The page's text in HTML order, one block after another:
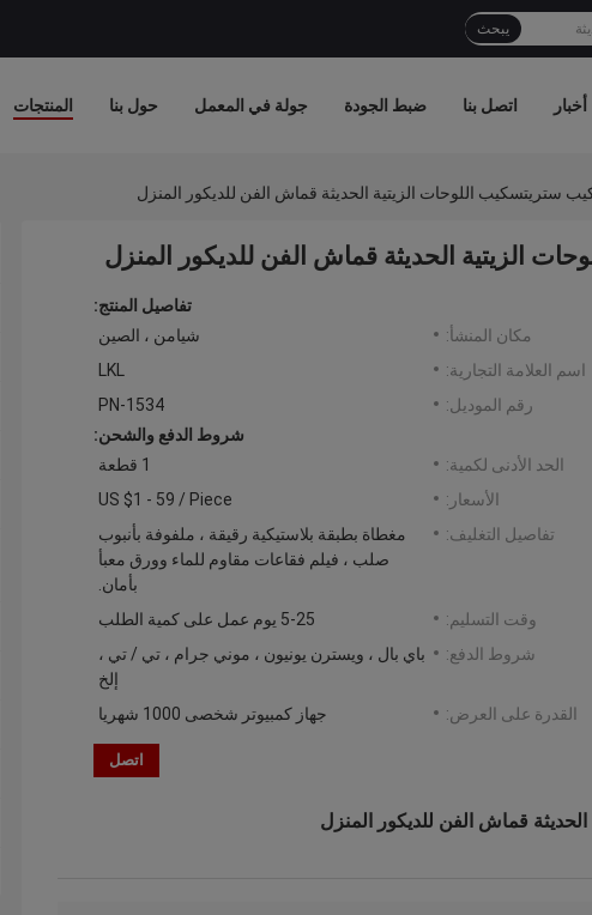
يبحث
المنتجات حول بنا جولة في المعمل ضبط الجودة اتصل بنا أخبار
اللوحات الزيتية الحديثة قماش الفن للديكور المنزل
الزيتية الحديثة قماش الفن للديكور المنزل
تفاصيل المنتج:
مكان المنشأ:
شيامن ، الصين
اسم العلامة التجارية:
LKL
رقم الموديل:
PN-1534
شروط الدفع والشحن:
الحد الأدنى لكمية:
1 قطعة
الأسعار:
US $1 - 59 / Piece
تفاصيل التغليف:
مغطاة بطبقة بلاستيكية رقيقة ، ملفوفة بأنبوب
صلب ، فيلم فقاعات مقاوم للماء وورق معبأ
بأمان.
وقت التسليم:
5-25 يوم عمل على كمية الطلب
شروط الدفع:
باي بال ، ويسترن يونيون ، موني جرام ، تي / تي ،
إلخ
القدرة على العرض:
جهاز كمبيوتر شخصى 1000 شهريا
اتصل
قماش الفن للديكور المنزل